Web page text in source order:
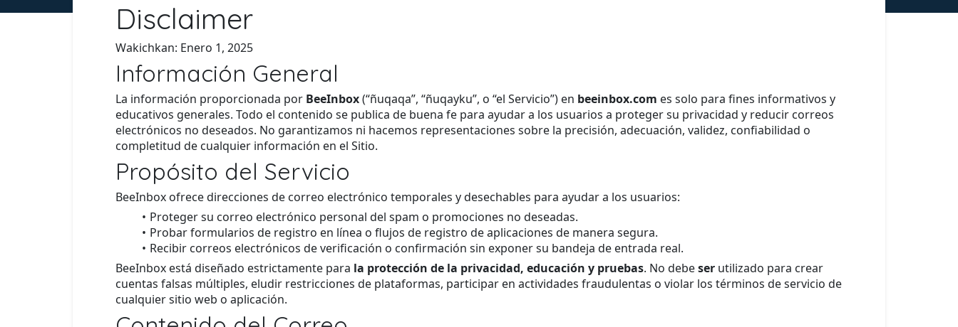
Disclaimer
Wakichkan: Enero 1, 2025
Información General
La información proporcionada por BeeInbox(“ñuqaqa”, “ñuqayku”, o “el Servicio”) en beeinbox.com es solo para fines informativos y
educativos generales. Todo el contenido se publica de buena fe para ayudar a los usuarios a proteger su privacidad y reducir correos
electrónicos no deseados. No garantizamos ni hacemos representaciones sobre la precisión, adecuación, validez, confiabilidad o
completitud de cualquier información en el Sitio.
Propósito del Servicio
BeeInbox ofrece direcciones de correo electrónico temporales y desechables para ayudar a los usuarios:
Proteger su correo electrónico personal del spam o promociones no deseadas.
Probar formularios de registro en línea o flujos de registro de aplicaciones de manera segura.
Recibir correos electrónicos de verificación o confirmación sin exponer su bandeja de entrada real.
BeeInbox está diseñado estrictamente para la protección de la privacidad, educación y pruebas. No debeser utilizado para crear
cuentas falsas múltiples, eludir restricciones de plataformas, participar en actividades fraudulentas o violar los términos de servicio de
cualquier sitio web o aplicación.